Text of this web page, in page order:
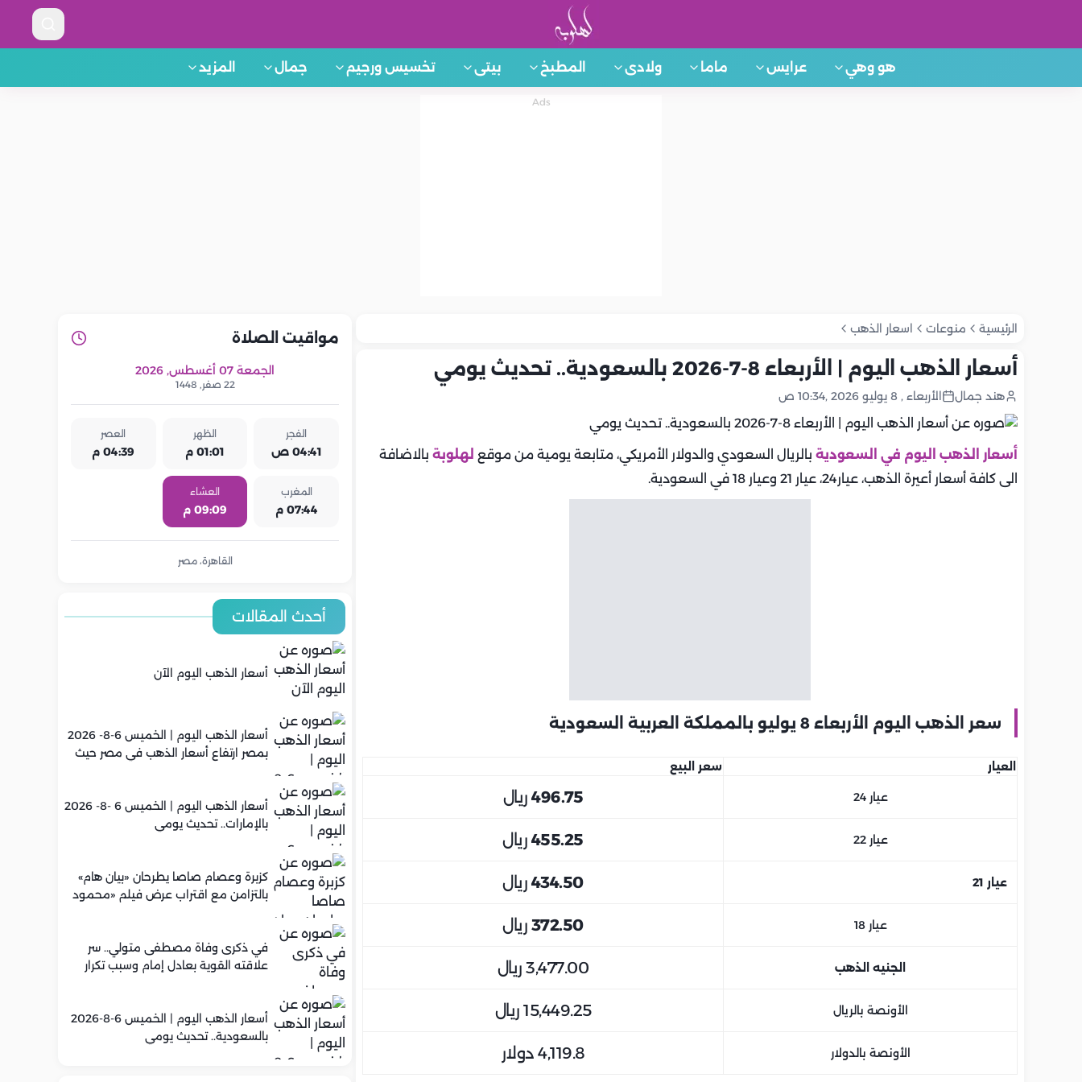
هو وهي عرايس ماما ولادى المطبخ بيتى تخسيس ورجيم جمال المزيد
الرئيسية منوعات اسعار الذهب
أسعار الذهب اليوم | الأربعاء 8-7-2026 بالسعودية.. تحديث يومي
هند جمال الأربعاء , 8 يوليو 2026 ,10:34 ص
أسعار الذهب اليوم في السعودية بالريال السعودي والدولار الأمريكي، متابعة يومية من موقع لهلوبة بالاضافة
الى كافة أسعار أعيرة الذهب، عيار24، عيار 21 وعيار 18 في السعودية.
سعر الذهب اليوم الأربعاء 8 يوليو بالمملكة العربية السعودية
العيار سعر البيع
عيار 24 496.75 ريال
عيار 22 455.25 ريال
عيار 21 434.50 ريال
عيار 18 372.50 ريال
الجنيه الذهب 3,477.00 ريال
الأونصة بالريال 15,449.25 ريال
الأونصة بالدولار 4,119.8 دولار
مواقيت الصلاة
الجمعة 07 أغسطس, 2026
22 صفر, 1448
الفجر
04:41 ص
الظهر
01:01 م
العصر
04:39 م
المغرب
07:44 م
العشاء
09:09 م
القاهرة، مصر
أحدث المقالات
أسعار الذهب اليوم الآن
أسعار الذهب اليوم | الخميس 6-8- 2026
بمصر ارتفاع أسعار الذهب في مصر حيث
أسعار الذهب اليوم | الخميس 6 -8- 2026
بالإمارات.. تحديث يومي
كزبرة وعصام صاصا يطرحان «بيان هام»
بالتزامن مع اقتراب عرض فيلم «محمود
في ذكرى وفاة مصطفى متولي.. سر
علاقته القوية بعادل إمام وسبب تكرار
أسعار الذهب اليوم | الخميس 6-8-2026
بالسعودية.. تحديث يومي